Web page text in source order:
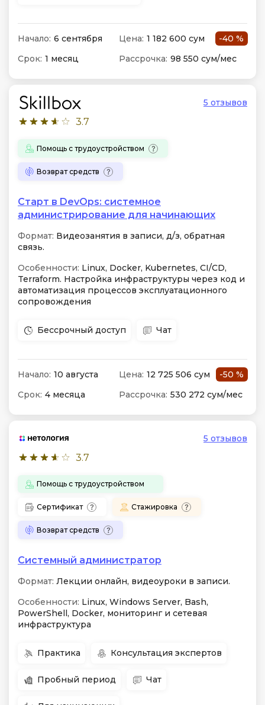
Начало: 6 сентября Цена: 1 182 600 сум
-40 %
Срок: 1 месяц Рассрочка: 98 550 сум/мес
3.7
5 отзывов
Помощь с трудоустройством
Возврат средств
Старт в DevOps: системное
администрирование для начинающих
Формат: Видеозанятия в записи, д/з, обратная
связь.
Особенности: Linux, Docker, Kubernetes, CI/CD,
Terraform. Настройка инфраструктуры через код и
автоматизация процессов эксплуатационного
сопровождения
Бессрочный доступ Чат
Начало: 10 августа Цена: 12 725 506 сум
-50 %
Срок: 4 месяца Рассрочка: 530 272 сум/мес
3.7
5 отзывов
Помощь с трудоустройством
Сертификат Стажировка
Возврат средств
Системный администратор
Формат: Лекции онлайн, видеоуроки в записи.
Особенности: Linux, Windows Server, Bash,
PowerShell, Docker, мониторинг и сетевая
инфраструктура
Практика Консультация экспертов
Пробный период Чат